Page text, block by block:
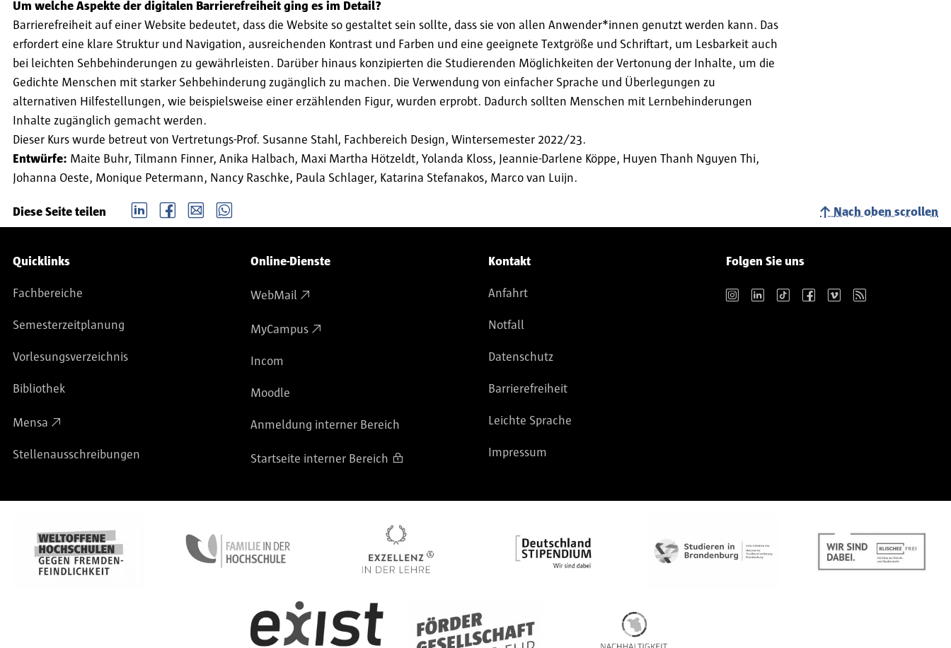
Um welche Aspekte der digitalen Barrierefreiheit ging es im Detail?
Barrierefreiheit auf einer Website bedeutet, dass die Website so gestaltet sein sollte, dass sie von allen Anwender*innen genutzt werden kann. Das
erfordert eine klare Struktur und Navigation, ausreichenden Kontrast und Farben und eine geeignete Textgröße und Schriftart, um Lesbarkeit auch
bei leichten Sehbehinderungen zu gewährleisten. Darüber hinaus konzipierten die Studierenden Möglichkeiten der Vertonung der Inhalte, um die
Gedichte Menschen mit starker Sehbehinderung zugänglich zu machen. Die Verwendung von einfacher Sprache und Überlegungen zu
alternativen Hilfestellungen, wie beispielsweise einer erzählenden Figur, wurden erprobt. Dadurch sollten Menschen mit Lernbehinderungen
Inhalte zugänglich gemacht werden.
Dieser Kurs wurde betreut von Vertretungs-Prof. Susanne Stahl, Fachbereich Design, Wintersemester 2022/23.
Entwürfe: Maite Buhr, Tilmann Finner, Anika Halbach, Maxi Martha Hötzeldt, Yolanda Kloss, Jeannie-Darlene Köppe, Huyen Thanh Nguyen Thi,
Johanna Oeste, Monique Petermann, Nancy Raschke, Paula Schlager, Katarina Stefanakos, Marco van Luijn.
Diese Seite teilen LinkedIn Facebook email Whatsapp Nach oben scrollen
Service-Navigation
Quicklinks
Fachbereiche
Semesterzeitplanung
Vorlesungsverzeichnis
Bibliothek
Mensa
Stellenausschreibungen
Online-Dienste
WebMail
MyCampus
Incom
Moodle
Anmeldung interner Bereich
Startseite interner Bereich
Kontakt
Anfahrt
Notfall
Datenschutz
Barrierefreiheit
Leichte Sprache
Impressum
Folgen Sie uns
Instagram LinkedIn TikTok Facebook Vimeo RSS